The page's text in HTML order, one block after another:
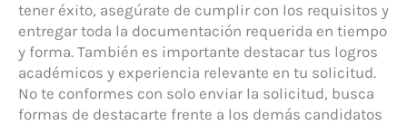
tener éxito, asegúrate de cumplir con los requisitos y
entregar toda la documentación requerida en tiempo
y forma. También es importante destacar tus logros
académicos y experiencia relevante en tu solicitud.
No te conformes con solo enviar la solicitud, busca
formas de destacarte frente a los demás candidatos